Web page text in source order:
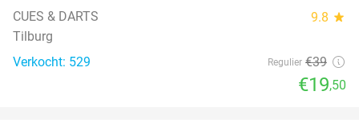
CUES & DARTS 9.8 star
Tilburg
Verkocht: 529
Regulier €39
€19,50